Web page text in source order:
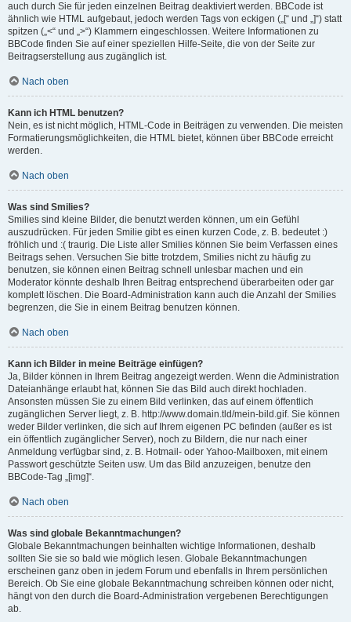
auch durch Sie für jeden einzelnen Beitrag deaktiviert werden. BBCode ist
ähnlich wie HTML aufgebaut, jedoch werden Tags von eckigen („[“ und „]“) statt
spitzen („<“ und „>“) Klammern eingeschlossen. Weitere Informationen zu
BBCode finden Sie auf einer speziellen Hilfe-Seite, die von der Seite zur
Beitragserstellung aus zugänglich ist.
Nach oben
Kann ich HTML benutzen?
Nein, es ist nicht möglich, HTML-Code in Beiträgen zu verwenden. Die meisten
Formatierungsmöglichkeiten, die HTML bietet, können über BBCode erreicht
werden.
Nach oben
Was sind Smilies?
Smilies sind kleine Bilder, die benutzt werden können, um ein Gefühl
auszudrücken. Für jeden Smilie gibt es einen kurzen Code, z. B. bedeutet :)
fröhlich und :( traurig. Die Liste aller Smilies können Sie beim Verfassen eines
Beitrags sehen. Versuchen Sie bitte trotzdem, Smilies nicht zu häufig zu
benutzen, sie können einen Beitrag schnell unlesbar machen und ein
Moderator könnte deshalb Ihren Beitrag entsprechend überarbeiten oder gar
komplett löschen. Die Board-Administration kann auch die Anzahl der Smilies
begrenzen, die Sie in einem Beitrag benutzen können.
Nach oben
Kann ich Bilder in meine Beiträge einfügen?
Ja, Bilder können in Ihrem Beitrag angezeigt werden. Wenn die Administration
Dateianhänge erlaubt hat, können Sie das Bild auch direkt hochladen.
Ansonsten müssen Sie zu einem Bild verlinken, das auf einem öffentlich
zugänglichen Server liegt, z. B. http://www.domain.tld/mein-bild.gif. Sie können
weder Bilder verlinken, die sich auf Ihrem eigenen PC befinden (außer es ist
ein öffentlich zugänglicher Server), noch zu Bildern, die nur nach einer
Anmeldung verfügbar sind, z. B. Hotmail- oder Yahoo-Mailboxen, mit einem
Passwort geschützte Seiten usw. Um das Bild anzuzeigen, benutze den
BBCode-Tag „[img]“.
Nach oben
Was sind globale Bekanntmachungen?
Globale Bekanntmachungen beinhalten wichtige Informationen, deshalb
sollten Sie sie so bald wie möglich lesen. Globale Bekanntmachungen
erscheinen ganz oben in jedem Forum und ebenfalls in Ihrem persönlichen
Bereich. Ob Sie eine globale Bekanntmachung schreiben können oder nicht,
hängt von den durch die Board-Administration vergebenen Berechtigungen
ab.